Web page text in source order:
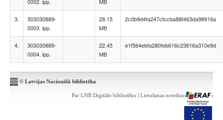
3.
303030889-
0003. lpp.
28.15
MB
2c0b9d4fa247cfccba88f463da98916a
4.
303030889-
0004. lpp.
22.45
MB
e1f564ebfa280feb616c23616a310e9d
© Latvijas Nacionālā bibliotēka
Par LNB Digitālo bibliotēku | Lietošanas noteikumi | Kontakti